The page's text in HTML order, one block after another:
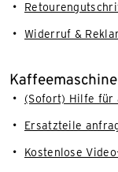
Widerruf &
(Sofort) Hilfe für
Ersatzteile
Kostenlose